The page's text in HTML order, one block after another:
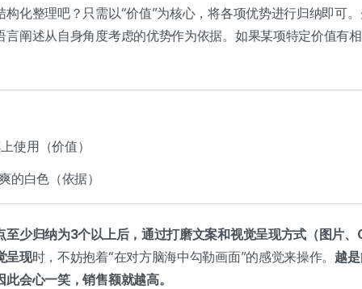
构化整理吧？只需以“价值”为核心，将各项优势进行归纳即可
言阐述从自身角度考虑的优势作为依据。如果某项特定价值有
使用（价值）
的白色（依据）
至少归纳为3个以上后，通过打磨文案和视觉呈现方式（图片、
呈现时，不妨抱着“在对方脑海中勾勒画面”的感觉来操作。 越
会心一笑，销售额就越高。